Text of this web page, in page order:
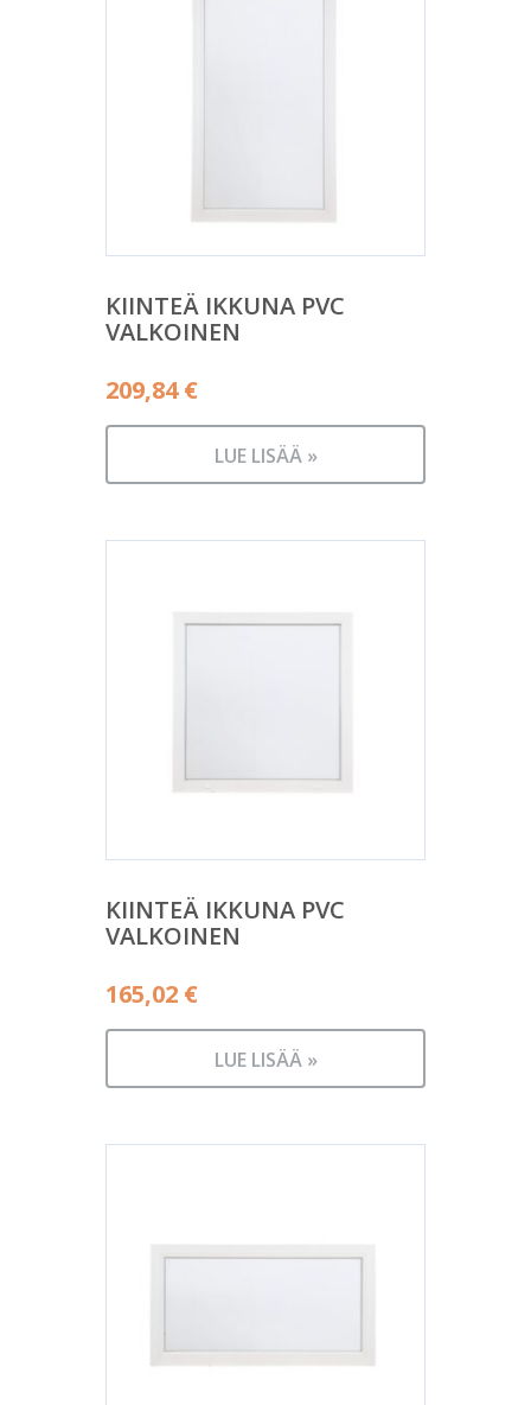
KIINTEÄ IKKUNA PVC
VALKOINEN
209,84€
LUE LISÄÄ »
KIINTEÄ IKKUNA PVC
VALKOINEN
165,02 €
LUE LISÄÄ »